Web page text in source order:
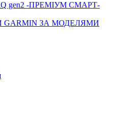
gen2 -ПРЕМІУМ СМАРТ-
ЗА МОДЕЛЯМИ